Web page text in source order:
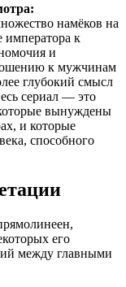
намёков на
императора к
и
к мужчинам
глубокий смысл
сериал — это
вынуждены
и которые
способного
его
между главными